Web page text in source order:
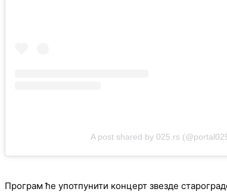
A post shared by 025.rs
Програм ће употпунити концерт звезде